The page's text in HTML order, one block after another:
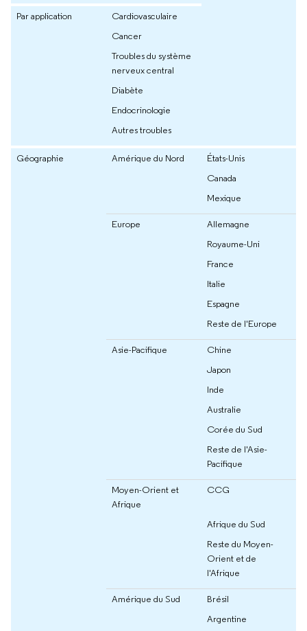
Par application
Cardiovasculaire
Cancer
Troubles du système
nerveux central
Diabète
Endocrinologie
Autres troubles
Géographie Amérique du Nord
États-Unis
Canada
Mexique
Europe
Allemagne
Royaume-Uni
France
Italie
Espagne
Reste de l'Europe
Asie-Pacifique
Chine
Japon
Inde
Australie
Corée du Sud
Reste de l'Asie-
Pacifique
Moyen-Orient et
Afrique
CCG
Afrique du Sud
Reste du Moyen-
Orient et de
l'Afrique
Amérique du Sud
Brésil
Argentine